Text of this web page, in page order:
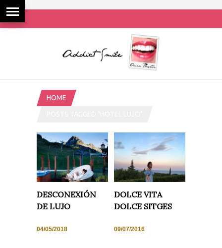
HOME
DESCONEXIÓN
DE LUJO
04/05/2018
DOLCE VITA
DOLCE SITGES
09/07/2016